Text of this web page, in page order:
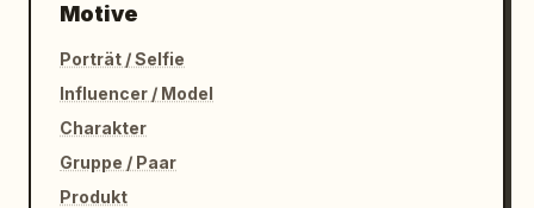
Motive
Porträt / Selfie
Influencer / Model
Charakter
Gruppe / Paar
Produkt